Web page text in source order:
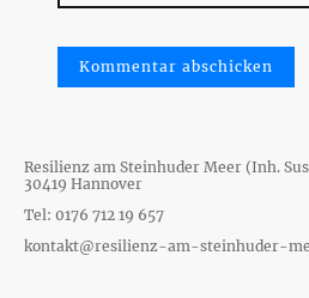
Resilienz am Steinhuder Meer (Inh.
30419 Hannover
Tel: 0176 712 19 657
kontakt@resilienz-am-steinhuder-